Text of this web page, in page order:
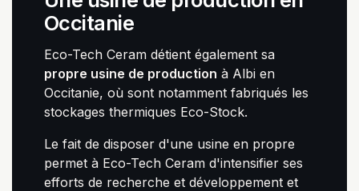
Occitanie
Eco-Tech Ceram détient également sa
propre usine de production à Albi en
Occitanie, où sont notamment fabriqués les
stockages thermiques Eco-Stock.
Le fait de disposer d'une usine en propre
permet à Eco-Tech Ceram d'intensifier ses
efforts de recherche et développement et